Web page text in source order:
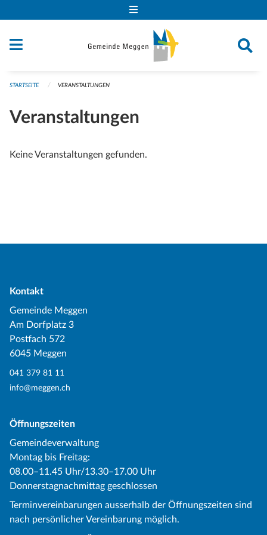
STARTSEITE VERANSTALTUNGEN
Veranstaltungen
Keine Veranstaltungen gefunden.
Kontakt
Gemeinde Meggen
Am Dorfplatz 3
Postfach 572
6045 Meggen
041 379 81 11
info@meggen.ch
Öffnungszeiten
Gemeindeverwaltung
Montag bis Freitag:
08.00–11.45 Uhr/13.30–17.00 Uhr
Donnerstagnachmittag geschlossen
Terminvereinbarungen ausserhalb der Öffnungszeiten sind
nach persönlicher Vereinbarung möglich.